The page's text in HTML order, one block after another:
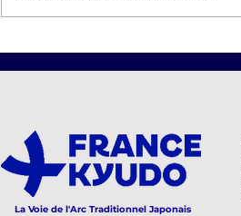
PÂQUES 2024
La Voie de l'Arc Traditionnel Japonais